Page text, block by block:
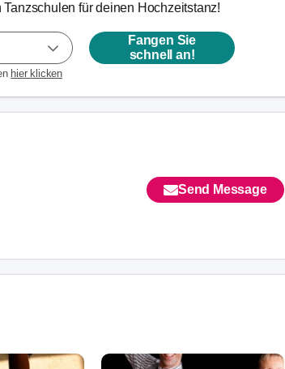
für deinen Hochzeitstanz!
hier klicken
Fangen Sie
schnell an!
Send Message